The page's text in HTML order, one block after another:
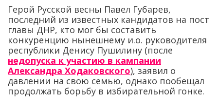
Герой Русской весны Павел Губарев,
последний из известных кандидатов на пост
главы ДНР, кто мог бы составить
конкуренцию нынешнему и.о. руководителя
республики Денису Пушилину (после
недопуска к участию в кампании
Александра Ходаковского), заявил о
давлении на свою семью, однако пообещал
продолжать борьбу в избирательной гонке.